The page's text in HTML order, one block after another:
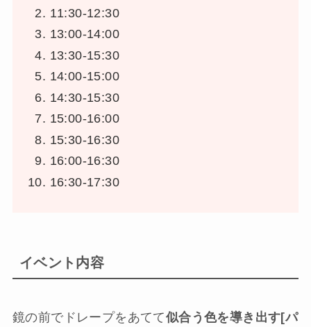
11:30-12:30
13:00-14:00
13:30-15:30
14:00-15:00
14:30-15:30
15:00-16:00
15:30-16:30
16:00-16:30
16:30-17:30
イベント内容
鏡の前でドレープをあてて似合う色を導き出す[パ